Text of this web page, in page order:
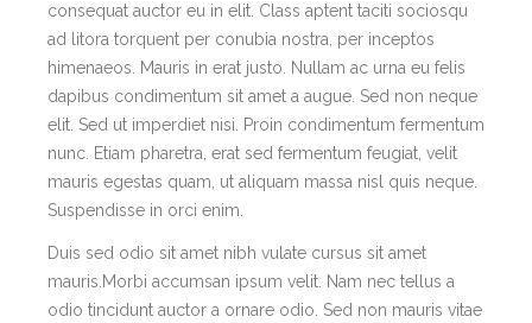
consequat auctor eu in elit. Class aptent taciti sociosqu
ad litora torquent per conubia nostra, per inceptos
himenaeos. Mauris in erat justo. Nullam ac urna eu felis
dapibus condimentum sit amet a augue. Sed non neque
elit. Sed ut imperdiet nisi. Proin condimentum fermentum
nunc. Etiam pharetra, erat sed fermentum feugiat, velit
mauris egestas quam, ut aliquam massa nisl quis neque.
Suspendisse in orci enim.
Duis sed odio sit amet nibh vulate cursus sit amet
mauris.Morbi accumsan ipsum velit. Nam nec tellus a
odio tincidunt auctor a ornare odio. Sed non mauris vitae